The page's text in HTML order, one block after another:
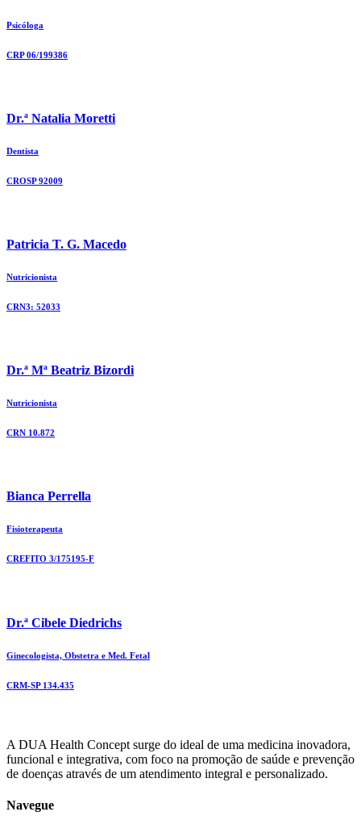
Psicóloga
CRP 06/199386
Dr.ª Natalia Moretti
Dentista
CROSP 92009
Patricia T. G. Macedo
Nutricionista
CRN3: 52033
Dr.ª Mª Beatriz Bizordi
Nutricionista
CRN 10.872
Bianca Perrella
Fisioterapeuta
CREFITO 3/175195-F
Dr.ª Cibele Diedrichs
Ginecologista, Obstetra e Med. Fetal
CRM-SP 134.435
A DUA Health Concept surge do ideal de uma medicina inovadora,
funcional e integrativa, com foco na promoção de saúde e prevenção
de doenças através de um atendimento integral e personalizado.
Navegue